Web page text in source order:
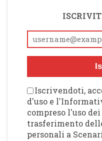
Iscrivendoti,
d'uso e
compreso l'uso
trasferimento
personali a